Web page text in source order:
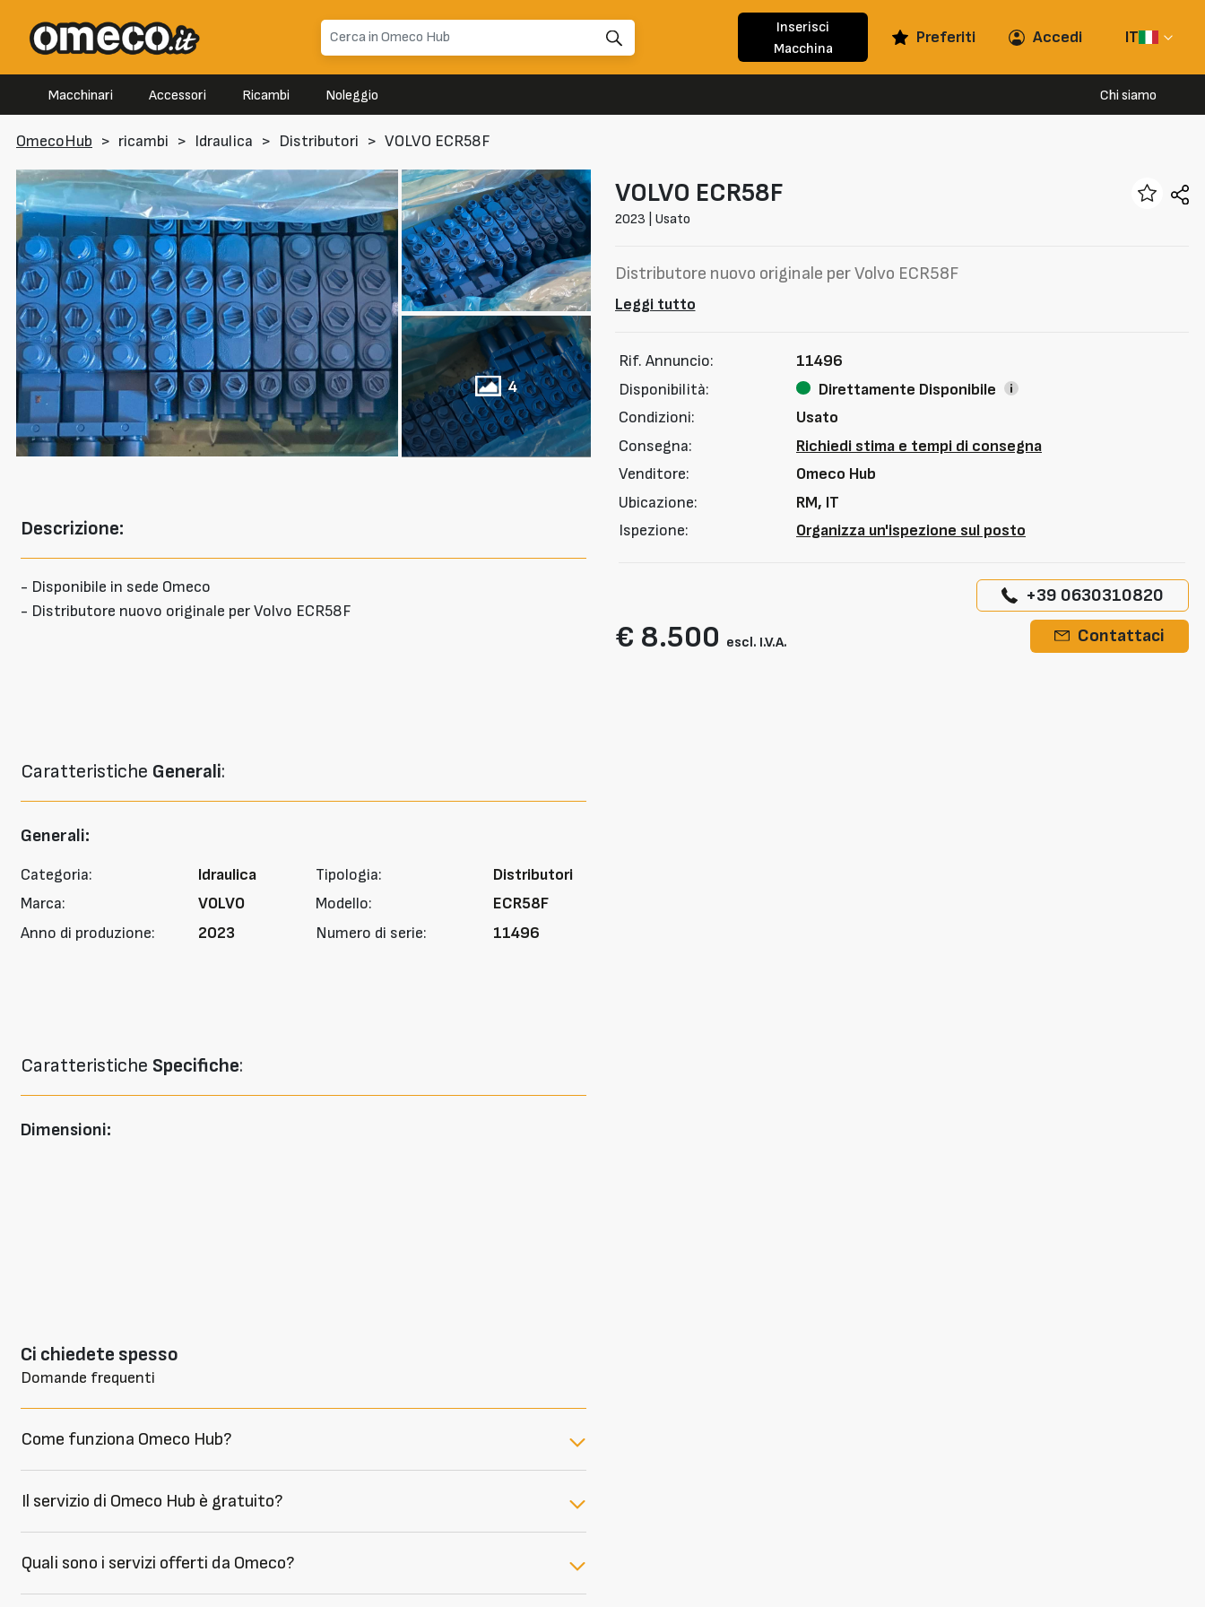
Inserisci
Macchina
Preferiti Accedi IT
Macchinari Accessori Ricambi Noleggio Chi siamo
OmecoHub > ricambi > Idraulica > Distributori > VOLVO ECR58F
4
Descrizione:
- Disponibile in sede Omeco
- Distributore nuovo originale per Volvo ECR58F
Caratteristiche Generali:
Generali:
Categoria: Idraulica Tipologia:
Distributori
Marca:
VOLVO Modello:
ECR58F
Anno di produzione:
2023 Numero di serie: 11496
Caratteristiche Specifiche:
Dimensioni:
Ci chiedete spesso
Domande frequenti
Come funziona Omeco Hub?
Il servizio di Omeco Hub è gratuito?
Quali sono i servizi offerti da Omeco?
VOLVO ECR58F
2023 | Usato
Distributore nuovo originale per Volvo ECR58F
Leggi tutto
Rif. Annuncio:
11496
Disponibilità:
Direttamente Disponibile
Condizioni:
Usato
Consegna:
Richiedi stima e tempi di consegna
Venditore:
Omeco Hub
Ubicazione:
RM, IT
Ispezione:
Organizza un'ispezione sul posto
€ 8.500 escl. I.V.A.
+39 0630310820
Contattaci